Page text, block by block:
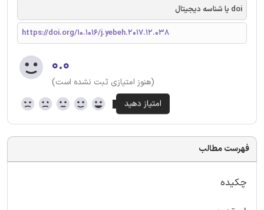
doi یا شناسه دیجیتال
https://doi.org/10.1016/j.yebeh.2017.12.038
۰.۰
(هنوز امتیازی ثبت نشده است)
فهرست مطالب
چکیده